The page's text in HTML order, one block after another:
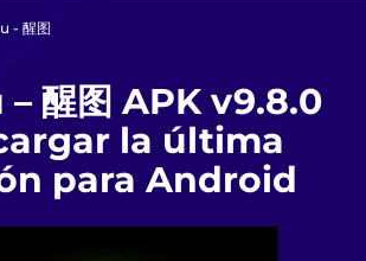
- 醒图
醒图 APK v9.8.0
la última
para Android